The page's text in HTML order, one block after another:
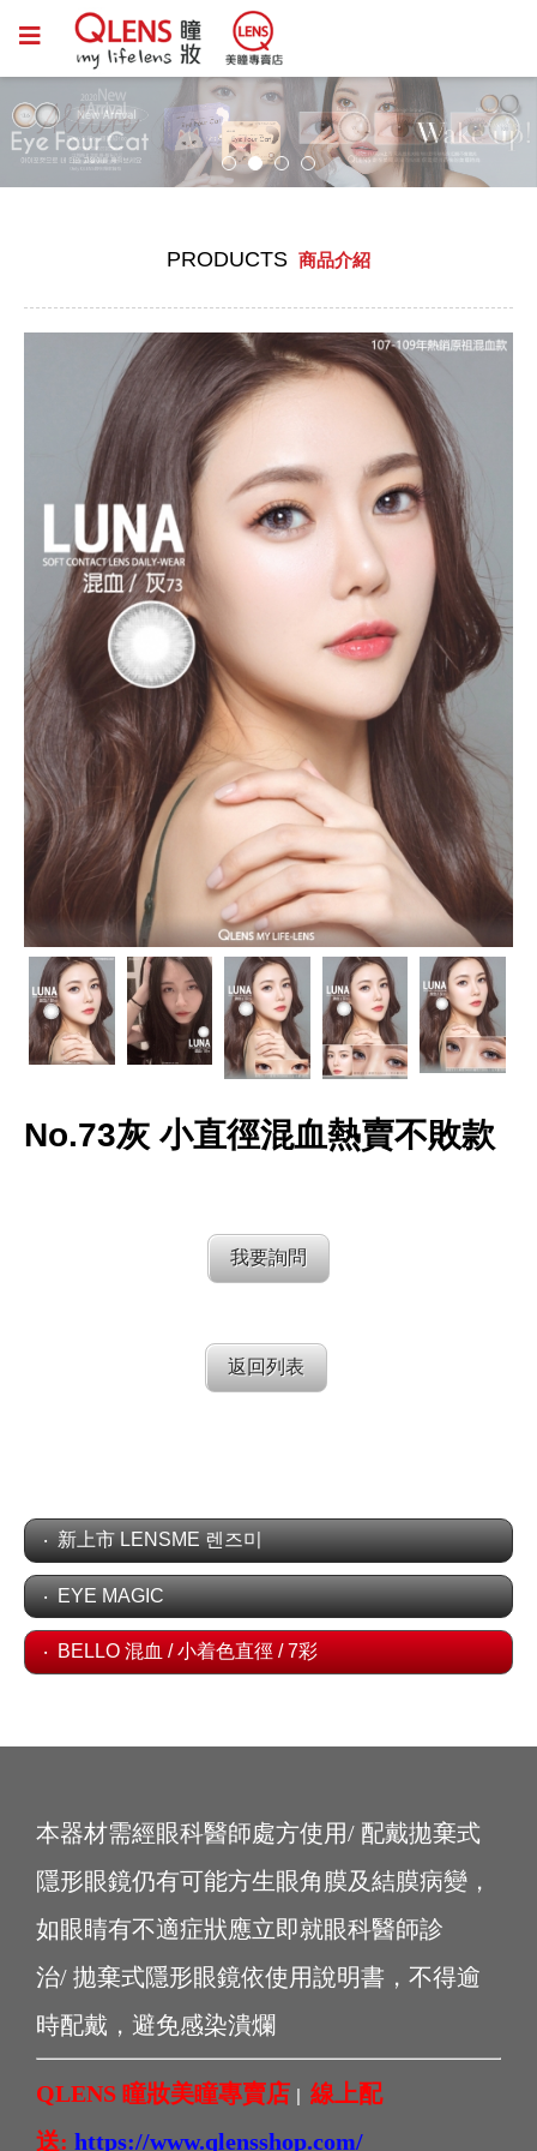
PRODUCTS 商品介紹
No.73灰 小直徑混血熱賣不敗款
我要詢問
返回列表
新上市 LENSME 렌즈미
EYE MAGIC
BELLO 混血 / 小着色直徑 / 7彩
本器材需經眼科醫師處方使用/ 配戴拋棄式
隱形眼鏡仍有可能方生眼角膜及結膜病變，
如眼睛有不適症狀應立即就眼科醫師診
治/ 拋棄式隱形眼鏡依使用說明書，不得逾
時配戴，避免感染潰爛
QLENS 瞳妝美瞳專賣店 | 線上配
送: https://www.qlensshop.com/